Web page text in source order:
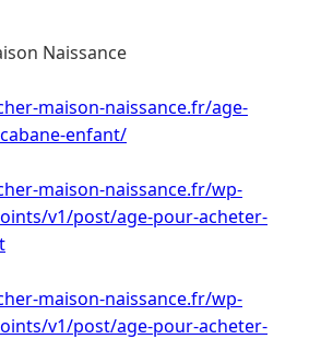
Naissance
maison-naissance.fr/age-
enfant/
maison-naissance.fr/wp-
v1/post/age-pour-acheter-
maison-naissance.fr/wp-
v1/post/age-pour-acheter-